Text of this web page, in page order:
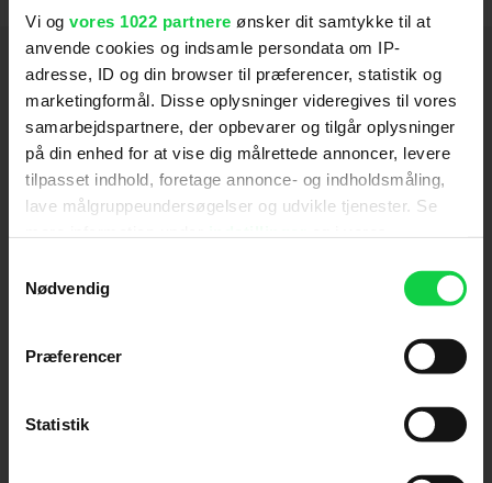
Vi og vores 1022 partnere ønsker dit samtykke til at
anvende cookies og indsamle persondata om IP-
adresse, ID og din browser til præferencer, statistik og
marketingformål. Disse oplysninger videregives til vores
samarbejdspartnere, der opbevarer og tilgår oplysninger
på din enhed for at vise dig målrettede annoncer, levere
tilpasset indhold, foretage annonce- og indholdsmåling,
lave målgruppeundersøgelser og udvikle tjenester. Se
tilbage eller ændre indstillinger fra vores
"Cookiedeklaration", eller ved at trykke på "Privacy
Indsamle præcise oplysninger om din placering,
Identificere din enhed baseret på en scanning af
Nødvendig
Præferencer
Statistik
Hold dig opdateret
Send
Ved tilmelding accepterer jeg samtidig
Kino.dks Markedsføringssamtykke